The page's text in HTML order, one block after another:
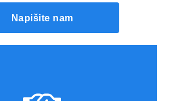
Napišite nam